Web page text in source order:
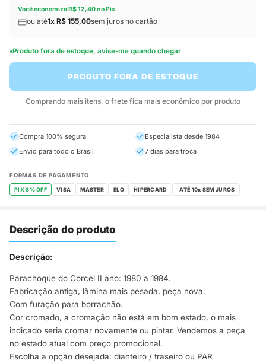
Você economiza R$ 12,40 no Pix
ou até1x R$ 155,00sem juros no cartão
Produto fora de estoque, avise-me quando chegar
PRODUTO FORA DE ESTOQUE
Comprando mais itens, o frete fica mais econômico por produto
Compra 100% segura
Especialista desde 1984
Envio para todo o Brasil
7 dias para troca
FORMAS DE PAGAMENTO
PIX 8% OFF VISA MASTER ELO HIPERCARD
Descrição do produto
Descrição:
Parachoque do Corcel II ano: 1980 a 1984.
Fabricação antiga, lâmina mais pesada, peça nova.
Com furação para borrachão.
Cor cromado, a cromação não está em bom estado, o mais
indicado seria cromar novamente ou pintar. Vendemos a peça
no estado atual com preço promocional.
Escolha a opção desejada: dianteiro / traseiro ou PAR